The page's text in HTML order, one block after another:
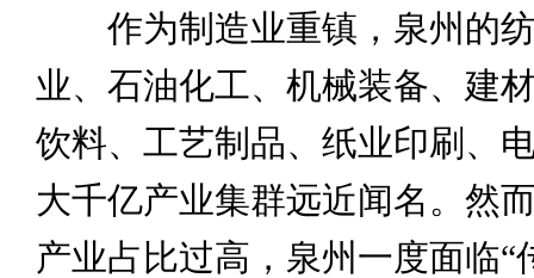
作为制造业重镇，泉州的纺
业、石油化工、机械装备、建
饮料、工艺制品、纸业印刷、
大千亿产业集群远近闻名。然
产业占比过高，泉州一度面临“